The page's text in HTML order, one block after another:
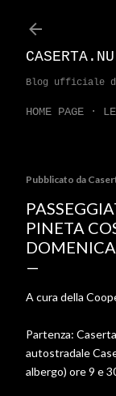
CASERTA.NU
Blog ufficiale
HOME PAGE
Pubblicato da
PINETA
A cura della
Partenza:
autostradale
albergo) ore 9 e